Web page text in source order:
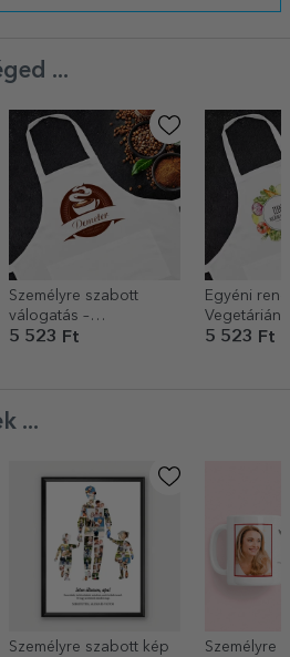
...
Személyre szabott
válogatás –
Kávészakértő
5 523 Ft
Egyéni
5 523 Ft
...
Személyre szabott kép
Személyre